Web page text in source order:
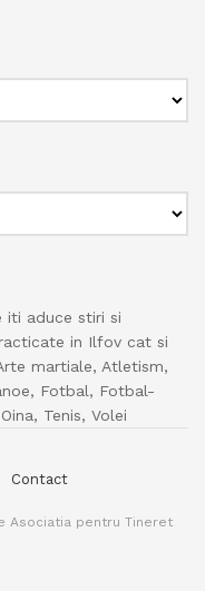
iti aduce stiri si
in Ilfov cat si
martiale, Atletism,
Fotbal, Fotbal-
Tenis, Volei
Contact
Asociatia pentru Tineret